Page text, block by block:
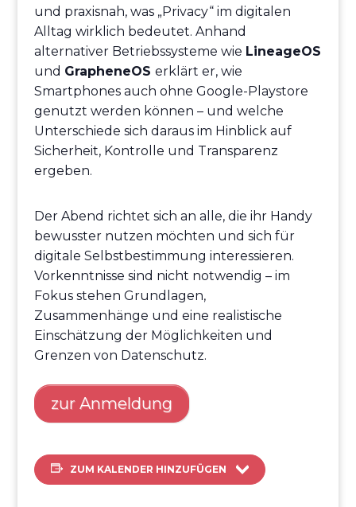
und praxisnah, was „Privacy“ im digitalen
Alltag wirklich bedeutet. Anhand
alternativer Betriebssysteme wie LineageOS
und GrapheneOS erklärt er, wie
Smartphones auch ohne Google-Playstore
genutzt werden können – und welche
Unterschiede sich daraus im Hinblick auf
Sicherheit, Kontrolle und Transparenz
ergeben.
Der Abend richtet sich an alle, die ihr Handy
bewusster nutzen möchten und sich für
digitale Selbstbestimmung interessieren.
Vorkenntnisse sind nicht notwendig – im
Fokus stehen Grundlagen,
Zusammenhänge und eine realistische
Einschätzung der Möglichkeiten und
Grenzen von Datenschutz.
zur Anmeldung
ZUM KALENDER HINZUFÜGEN